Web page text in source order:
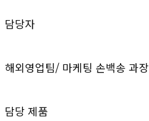
담당자
해외영업팀/ 마케팅 손백송 과장
담당 제품